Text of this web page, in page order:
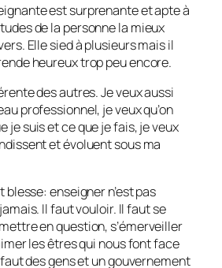
est surprenante et apte à
de la personne la mieux
Elle sied à plusieurs mais il
heureux trop peu encore.
des autres. Je veux aussi
professionnel, je veux qu’on
je suis et ce que je fais, je veux
et évoluent sous ma
blesse: enseigner n’est pas
Il faut vouloir. Il faut se
en question, s’émerveiller
les êtres qui nous font face
des gens et un gouvernement